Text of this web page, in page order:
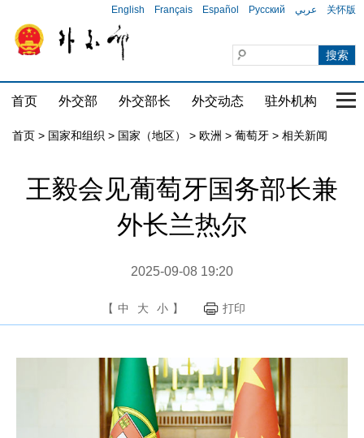
English Français Español Русский عربي 关怀版
首页 外交部 外交部长 外交动态 驻外机构 国
首页 > 国家和组织 > 国家（地区） > 欧洲 > 葡萄牙 > 相关新闻
王毅会见葡萄牙国务部长兼
外长兰热尔
2025-09-08 19:20
【 中 大 小 】 打印